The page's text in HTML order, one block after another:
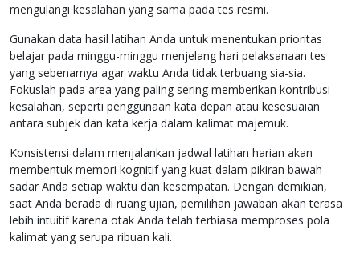
mengulangi kesalahan yang sama pada tes resmi.
Gunakan data hasil latihan Anda untuk menentukan prioritas
belajar pada minggu-minggu menjelang hari pelaksanaan tes
yang sebenarnya agar waktu Anda tidak terbuang sia-sia.
Fokuslah pada area yang paling sering memberikan kontribusi
kesalahan, seperti penggunaan kata depan atau kesesuaian
antara subjek dan kata kerja dalam kalimat majemuk.
Konsistensi dalam menjalankan jadwal latihan harian akan
membentuk memori kognitif yang kuat dalam pikiran bawah
sadar Anda setiap waktu dan kesempatan. Dengan demikian,
saat Anda berada di ruang ujian, pemilihan jawaban akan terasa
lebih intuitif karena otak Anda telah terbiasa memproses pola
kalimat yang serupa ribuan kali.